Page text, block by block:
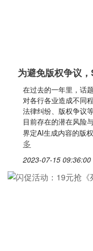
为避免版权争议
在过去的一年里，话
对各行各业造成不同
法律纠纷、版权争议
目前存在的潜在风险
界定AI生成内容的版
多
2023-07-15 09:36:00